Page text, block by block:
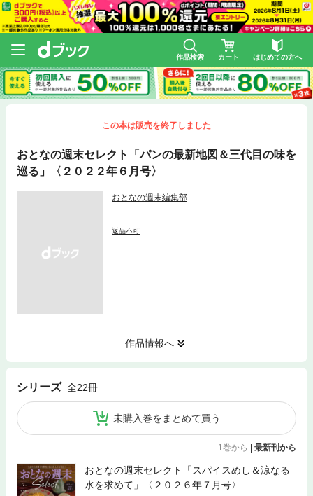
作品検索 カート はじめての方へ
この本は販売を終了しました
おとなの週末セレクト「パンの最新地図＆三代目の味を
巡る」〈２０２２年６月号〉
おとなの週末編集部
返品不可
作品情報へ
シリーズ 全22冊
未購入巻をまとめて買う
1巻から 最新刊から
おとなの週末セレクト「スパイスめし＆涼なる
水を求めて」〈２０２６年７月号〉